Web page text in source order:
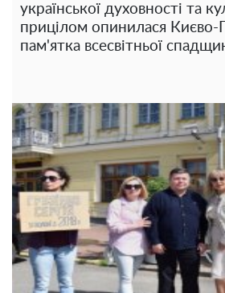
української духовності та
прицілом опинилася Києво-
пам'ятка всесвітньої